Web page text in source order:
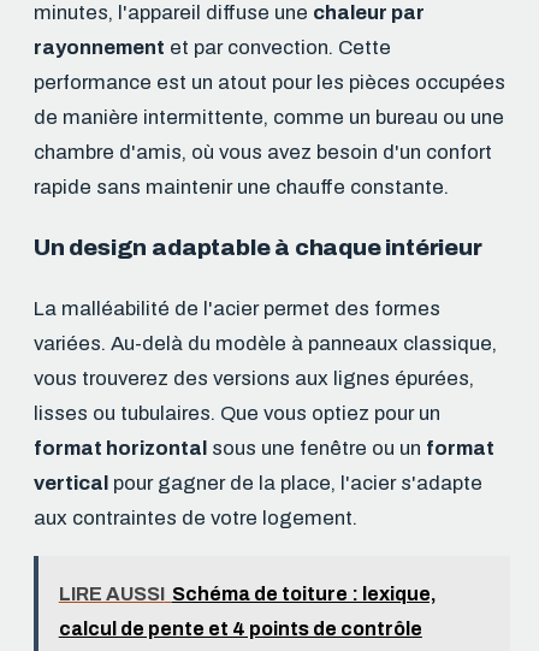
minutes, l'appareil diffuse une chaleur par
rayonnement et par convection. Cette
performance est un atout pour les pièces occupées
de manière intermittente, comme un bureau ou une
chambre d'amis, où vous avez besoin d'un confort
rapide sans maintenir une chauffe constante.
Un design adaptable à chaque intérieur
La malléabilité de l'acier permet des formes
variées. Au-delà du modèle à panneaux classique,
vous trouverez des versions aux lignes épurées,
lisses ou tubulaires. Que vous optiez pour un
format horizontal sous une fenêtre ou un format
vertical pour gagner de la place, l'acier s'adapte
aux contraintes de votre logement.
LIRE AUSSI Schéma de toiture : lexique,
calcul de pente et 4 points de contrôle